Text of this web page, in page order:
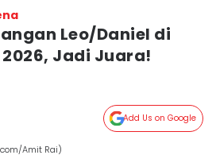
Leo/Daniel di
Jadi Juara!
Add Us on Google
Amit Rai)